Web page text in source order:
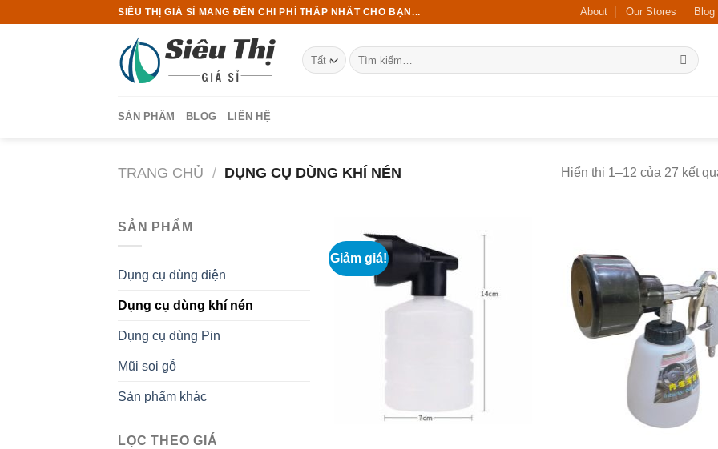
SIÊU THỊ GIÁ SỈ MANG ĐẾN CHI PHÍ THẤP NHẤT CHO BẠN... About Our Stores Blog
Tìm
kiếm:
SẢN PHẨM BLOG LIÊN HỆ
TRANG CHỦ / DỤNG CỤ DÙNG KHÍ NÉN Hiển thị 1–12 của 27 kết
SẢN PHẨM
Dụng cụ dùng điện
Dụng cụ dùng khí nén
Dụng cụ dùng Pin
Mũi soi gỗ
Sản phẩm khác
LỌC THEO GIÁ
Giảm giá!